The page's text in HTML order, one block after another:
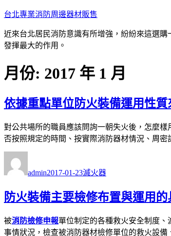
跳
主
要
容
台北專業消防周邊器材販售
近來台北居民消防意識有所增強，紛紛來這選
發揮最大的作用。
月份: 2017 年 1 月
依據重點單位防火裝備運用性質
對公共場所的職員應該問詢一朝失火後，怎麼樣
否按照規定的時間、按實際消防器材情況、周
者
admin佈
期:
2017-01-23類
滅火器
防火裝備主要檢修布置與運用
被消防檢修申報單位制定的各種救火安全制度
事情狀況，檢查被消防器材檢修單位的救火設